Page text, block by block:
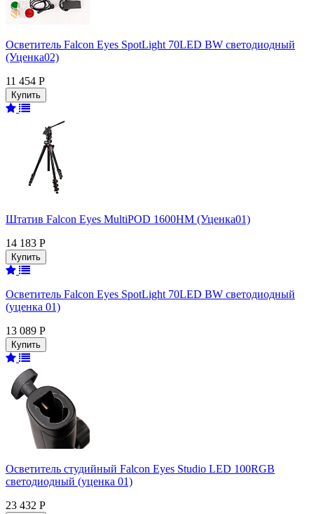
Осветитель Falcon Eyes SpotLight 70LED BW светодиодный
(Уценка02)
11 454 Р
Штатив Falcon Eyes MultiPOD 1600HM (Уценка01)
14 183 Р
Осветитель Falcon Eyes SpotLight 70LED BW светодиодный
(уценка 01)
13 089 Р
Осветитель студийный Falcon Eyes Studio LED 100RGB
светодиодный (уценка 01)
23 432 Р